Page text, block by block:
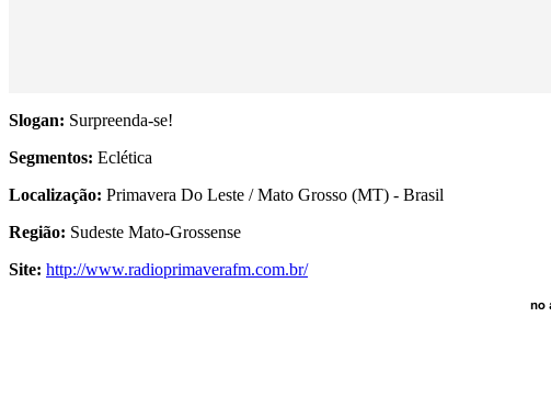
Slogan: Surpreenda-se!
Segmentos: Eclética
Localização: Primavera Do Leste / Mato Grosso (MT) - Brasil
Região: Sudeste Mato-Grossense
Site: http://www.radioprimaverafm.com.br/